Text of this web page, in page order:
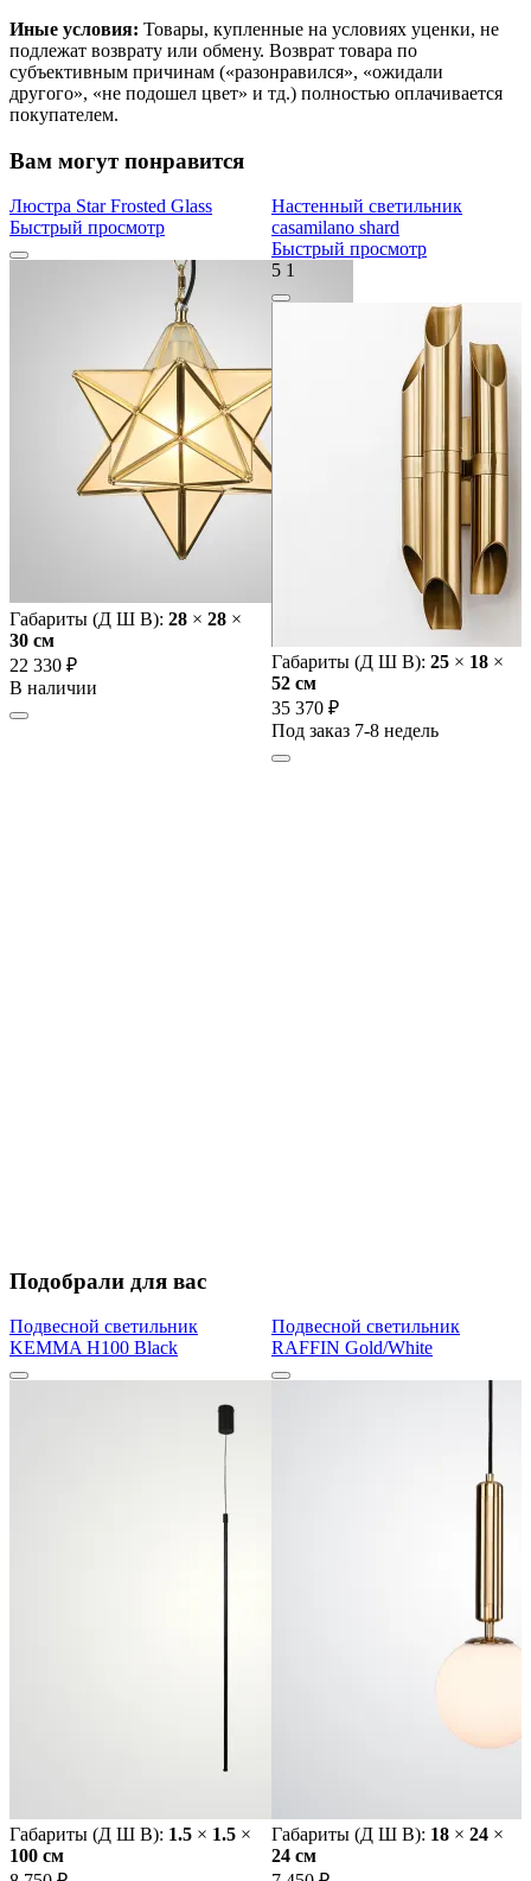
Иные условия: Товары, купленные на условиях уценки, не
подлежат возврату или обмену. Возврат товара по
субъективным причинам («разонравился», «ожидали
другого», «не подошел цвет» и тд.) полностью оплачивается
покупателем.
Вам могут понравится
Люстра Star Frosted Glass
Быстрый просмотр
Габариты (Д Ш В): 28 × 28 ×
30 cм
22 330 ₽
В наличии
Настенный светильник
casamilano shard
Быстрый просмотр
5 1
Габариты (Д Ш В): 25 × 18 ×
52 cм
35 370 ₽
Под заказ 7-8 недель
Подобрали для вас
Подвесной светильник
KEMMA H100 Black
Габариты (Д Ш В): 1.5 × 1.5 ×
100 cм
Подвесной светильник
RAFFIN Gold/White
Габариты (Д Ш В): 18 × 24 ×
24 cм